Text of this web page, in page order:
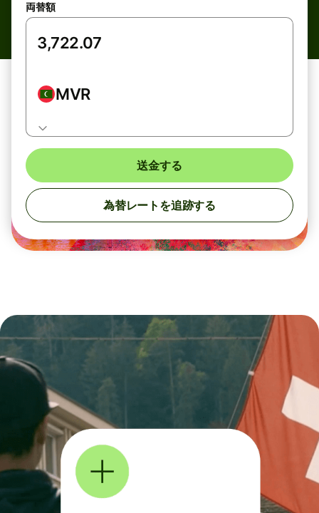
両替額
MVR
送金する
為替レートを追跡する